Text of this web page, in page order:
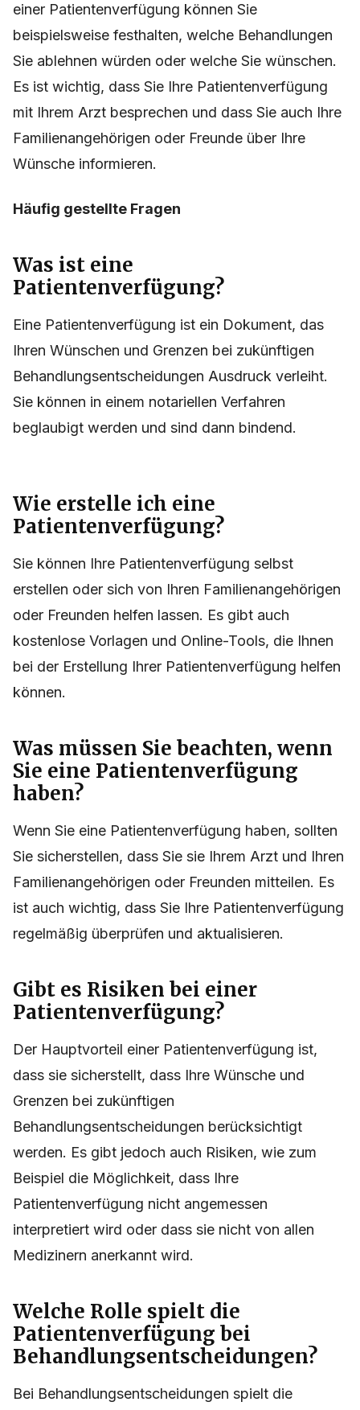
einer Patientenverfügung können Sie
beispielsweise festhalten, welche Behandlungen
Sie ablehnen würden oder welche Sie wünschen.
Es ist wichtig, dass Sie Ihre Patientenverfügung
mit Ihrem Arzt besprechen und dass Sie auch Ihre
Familienangehörigen oder Freunde über Ihre
Wünsche informieren.
Häufig gestellte Fragen
Was ist eine
Patientenverfügung?
Eine Patientenverfügung ist ein Dokument, das
Ihren Wünschen und Grenzen bei zukünftigen
Behandlungsentscheidungen Ausdruck verleiht.
Sie können in einem notariellen Verfahren
beglaubigt werden und sind dann bindend.
Wie erstelle ich eine
Patientenverfügung?
Sie können Ihre Patientenverfügung selbst
erstellen oder sich von Ihren Familienangehörigen
oder Freunden helfen lassen. Es gibt auch
kostenlose Vorlagen und Online-Tools, die Ihnen
bei der Erstellung Ihrer Patientenverfügung helfen
können.
Was müssen Sie beachten, wenn
Sie eine Patientenverfügung
haben?
Wenn Sie eine Patientenverfügung haben, sollten
Sie sicherstellen, dass Sie sie Ihrem Arzt und Ihren
Familienangehörigen oder Freunden mitteilen. Es
ist auch wichtig, dass Sie Ihre Patientenverfügung
regelmäßig überprüfen und aktualisieren.
Gibt es Risiken bei einer
Patientenverfügung?
Der Hauptvorteil einer Patientenverfügung ist,
dass sie sicherstellt, dass Ihre Wünsche und
Grenzen bei zukünftigen
Behandlungsentscheidungen berücksichtigt
werden. Es gibt jedoch auch Risiken, wie zum
Beispiel die Möglichkeit, dass Ihre
Patientenverfügung nicht angemessen
interpretiert wird oder dass sie nicht von allen
Medizinern anerkannt wird.
Welche Rolle spielt die
Patientenverfügung bei
Behandlungsentscheidungen?
Bei Behandlungsentscheidungen spielt die